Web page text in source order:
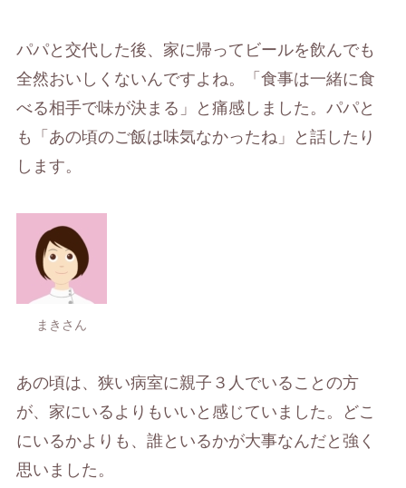
パパと交代した後、家に帰ってビールを飲んでも
全然おいしくないんですよね。「食事は一緒に食
べる相手で味が決まる」と痛感しました。パパと
も「あの頃のご飯は味気なかったね」と話したり
します。
まきさん
あの頃は、狭い病室に親子３人でいることの方
が、家にいるよりもいいと感じていました。どこ
にいるかよりも、誰といるかが大事なんだと強く
思いました。